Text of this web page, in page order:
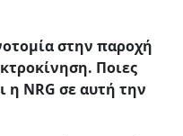
στην παροχή
Ποιες
η NRG σε αυτή την